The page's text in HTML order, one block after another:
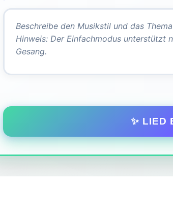
✨ LIED